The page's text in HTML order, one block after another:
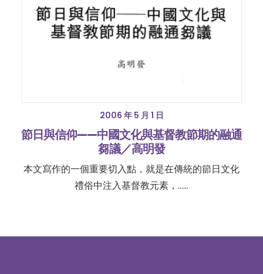
2006 年 5 月 1 日
節日與信仰——中國文化與基督教節期的融通
芻議／高明發
本文寫作的一個重要切入點，就是在傳統的節日文化
禮俗中注入基督教元素，……